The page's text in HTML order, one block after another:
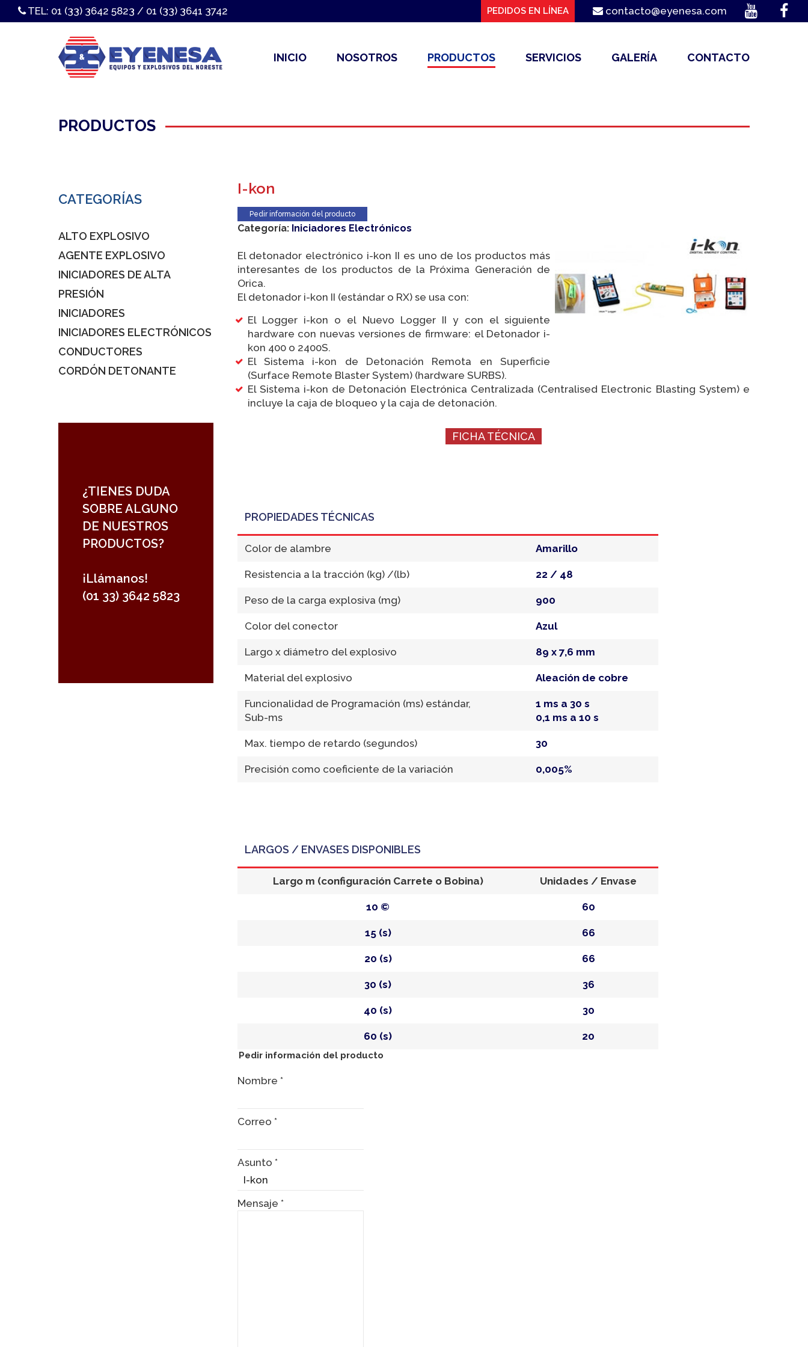
TEL: 01 (33) 3642 5823 / 01 (33) 3641 3742 PEDIDOS EN LÍNEA contacto@eyenesa.com
INICIO NOSOTROS PRODUCTOS SERVICIOS GALERÍA CONTACTO
PRODUCTOS
I-kon
Pedir información del producto
Categoría: Iniciadores Electrónicos
El detonador electrónico i-kon II es uno de los productos más
interesantes de los productos de la Próxima Generación de
Orica.
El detonador i-kon II (estándar o RX) se usa con:
El Logger i-kon o el Nuevo Logger II y con el siguiente
hardware con nuevas versiones de firmware: el Detonador i-
kon 400 o 2400S.
El Sistema i-kon de Detonación Remota en Superficie
(Surface Remote Blaster System) (hardware SURBS).
El Sistema i-kon de Detonación Electrónica Centralizada (Centralised Electronic Blasting System) e
incluye la caja de bloqueo y la caja de detonación.
FICHA TÉCNICA
PROPIEDADES TÉCNICAS
Color de alambre Amarillo
Resistencia a la tracción (kg) /(lb) 22 / 48
Peso de la carga explosiva (mg) 900
Color del conector Azul
Largo x diámetro del explosivo 89 x 7,6 mm
Material del explosivo Aleación de cobre
Funcionalidad de Programación (ms) estándar,
Sub-ms
1 ms a 30 s
0,1 ms a 10 s
Max. tiempo de retardo (segundos) 30
Precisión como coeficiente de la variación 0,005%
LARGOS / ENVASES DISPONIBLES
Largo m (configuración Carrete o Bobina) Unidades / Envase
10 © 60
15 (s) 66
20 (s) 66
30 (s) 36
40 (s) 30
60 (s) 20
Pedir información del producto
Nombre *
Correo *
Asunto *
Mensaje *
CATEGORÍAS
ALTO EXPLOSIVO
AGENTE EXPLOSIVO
INICIADORES DE ALTA
PRESIÓN
INICIADORES
INICIADORES ELECTRÓNICOS
CONDUCTORES
CORDÓN DETONANTE
¿TIENES DUDA
SOBRE ALGUNO
DE NUESTROS
PRODUCTOS?
¡Llámanos!
(01 33) 3642 5823